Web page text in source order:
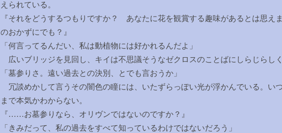
えられている。
『それをどうするつもりですか？ あなたに花を観賞する趣味があるとは思え
のおかずにでも？』
「何言ってるんだい、私は動植物には好かれるんだよ」
広いブリッジを見回し、キイは不思議そうなゼクロスのことばにしらじらしく
「墓参りさ。遠い過去との決別、とでも言おうか」
冗談めかして言うその闇色の瞳には、いたずらっぽい光が浮かんでいる。い
まで本気かわからない。
『……お墓参りなら、オリヴンではないのですか？』
「きみだって、私の過去をすべて知っているわけではないだろう」